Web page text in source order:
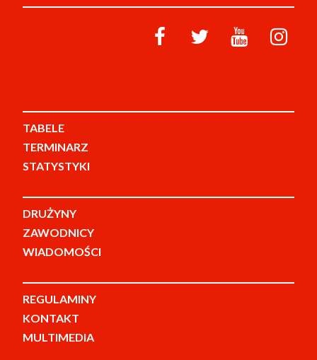
TABELE
TERMINARZ
STATYSTYKI
DRUŻYNY
ZAWODNICY
WIADOMOŚCI
REGULAMINY
KONTAKT
MULTIMEDIA